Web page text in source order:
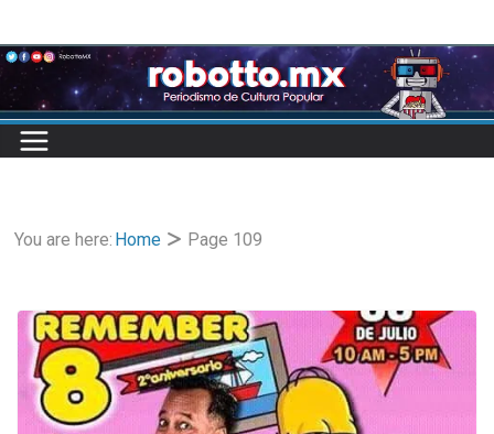
to
content
You are here: Home Page 109